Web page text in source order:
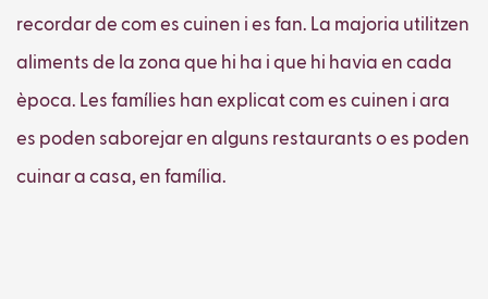
recordar de com es cuinen i es fan. La majoria utilitzen
aliments de la zona que hi ha i que hi havia en cada
època. Les famílies han explicat com es cuinen i ara
es poden saborejar en alguns restaurants o es poden
cuinar a casa, en família.